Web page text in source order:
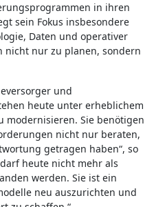
in ihren
sein Fokus insbesondere
Daten und operativer
nicht nur zu planen, sondern
und
heute unter erheblichem
modernisieren. Sie benötigen
nicht nur beraten,
getragen haben“, so
heute nicht mehr als
werden. Sie ist ein
neu auszurichten und